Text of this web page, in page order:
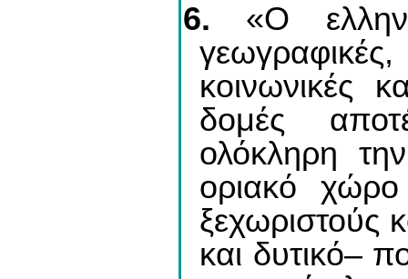
6. «Ο
κοινωνικές
δομές
ολόκληρη
οριακό
ξεχωριστούς
και δυτικό–